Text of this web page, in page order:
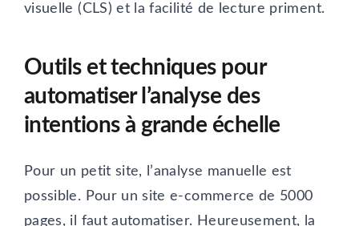
visuelle (CLS) et la facilité de lecture priment.
Outils et techniques pour
automatiser l’analyse des
intentions à grande échelle
Pour un petit site, l’analyse manuelle est
possible. Pour un site e-commerce de 5000
pages, il faut automatiser. Heureusement, la